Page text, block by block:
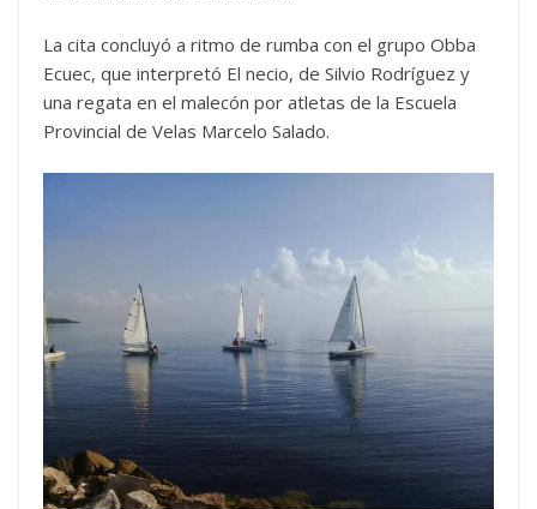
La cita concluyó a ritmo de rumba con el grupo Obba
Ecuec, que interpretó El necio, de Silvio Rodríguez y
una regata en el malecón por atletas de la Escuela
Provincial de Velas Marcelo Salado.